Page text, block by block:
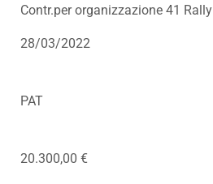
Contr.per organizzazione 41 Rally
28/03/2022
PAT
20.300,00 €